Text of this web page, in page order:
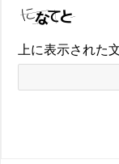
上に表示された